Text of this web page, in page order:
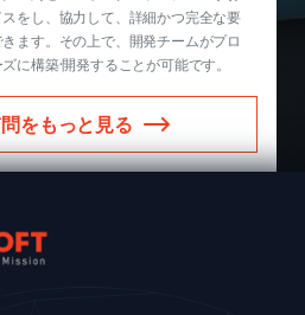
をし、協力して、詳細かつ完全な要
ます。その上で、開発チームがプロ
に構築·開発することが可能です。
をもっと見る